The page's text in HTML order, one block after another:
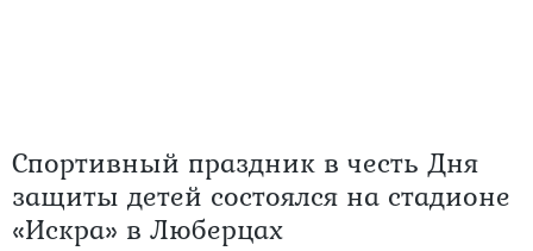
Спортивный праздник в честь Дня
защиты детей состоялся на стадионе
«Искра» в Люберцах